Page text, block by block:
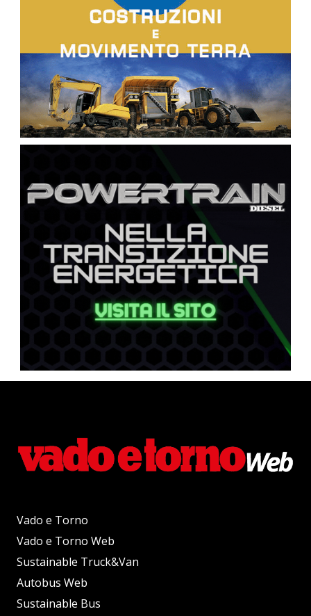
Vado e Torno
Vado e Torno Web
Sustainable Truck&Van
Autobus Web
Sustainable Bus